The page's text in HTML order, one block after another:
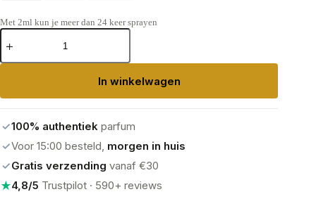
Met 2ml kun je meer dan 24 keer sprayen
Acqua
Di
Blu
Amalfi
aantal
In winkelwagen
✓100% authentiek parfum
✓Voor 15:00 besteld, morgen in huis
✓Gratis verzending vanaf €30
★4,8/5 Trustpilot · 590+ reviews